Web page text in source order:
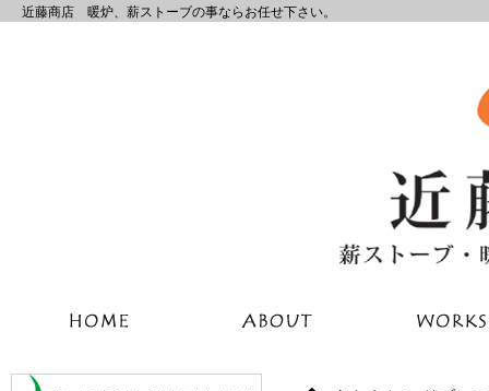
近藤商店 暖炉、薪ストーブの事ならお任せ下さい。